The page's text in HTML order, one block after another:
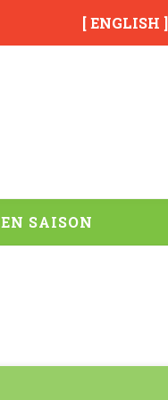
[ ENGLISH ]
EN SAISON